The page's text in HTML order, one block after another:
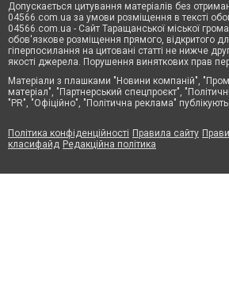
Допускається цитування матеріалів без
04566.com.ua за умови розміщення в тексті
04566.com.ua - Cайт Таращанської міської
обов'язкове розміщення прямого, відкритого
гіперпосилання на цитовані статті не нижче
якості джерела. Порушення виняткових прав
Матеріали з плашками "Новини компаній",
матеріал", "Партнерський спецпроєкт",
"PR", "Офіційно", "Політична реклама"
Політика конфіденційності Правила сайту
класифайд Редакційна політика